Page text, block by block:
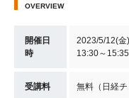
OVERVIEW
開催日
時
2023/5/12(金)
13:30～15:35
受講料 無料（日経